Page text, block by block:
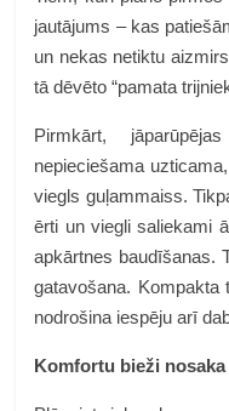
jautājums – kas
un nekas netiktu
tā dēvēto “pamata
Pirmkārt,
nepieciešama
viegls guļammaiss.
ērti un viegli saliekami
apkārtnes baudīšanas.
gatavošana.
nodrošina iespēju arī
Komfortu bieži nosaka